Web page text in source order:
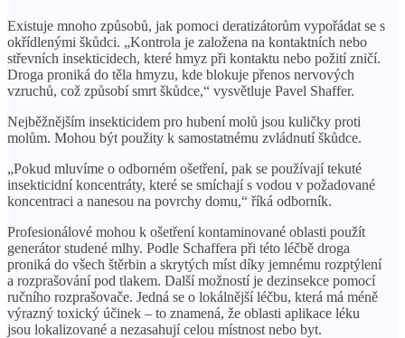
Existuje mnoho způsobů, jak pomoci deratizátorům vypořádat se s
okřídlenými škůdci. „Kontrola je založena na kontaktních nebo
střevních insekticidech, které hmyz při kontaktu nebo požití zničí.
Droga proniká do těla hmyzu, kde blokuje přenos nervových
vzruchů, což způsobí smrt škůdce,“ vysvětluje Pavel Shaffer.
Nejběžnějším insekticidem pro hubení molů jsou kuličky proti
molům. Mohou být použity k samostatnému zvládnutí škůdce.
„Pokud mluvíme o odborném ošetření, pak se používají tekuté
insekticidní koncentráty, které se smíchají s vodou v požadované
koncentraci a nanesou na povrchy domu,“ říká odborník.
Profesionálové mohou k ošetření kontaminované oblasti použít
generátor studené mlhy. Podle Schaffera při této léčbě droga
proniká do všech štěrbin a skrytých míst díky jemnému rozptýlení
a rozprašování pod tlakem. Další možností je dezinsekce pomocí
ručního rozprašovače. Jedná se o lokálnější léčbu, která má méně
výrazný toxický účinek – to znamená, že oblasti aplikace léku
jsou lokalizované a nezasahují celou místnost nebo byt.